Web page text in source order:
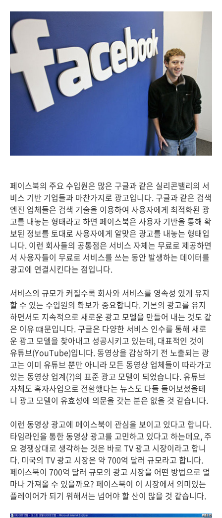
페이스북의 주요 수입원은 많은 구글과 같은 실리콘밸리의 서
비스 기반 기업들과 마찬가지로 광고입니다. 구글과 같은 검색
엔진 업체들은 검색 기술을 이용하여 사용자에게 최적화된 광
고를 내놓는 형태라고 하면 페이스북은 사용자 기반을 통해 확
보된 정보를 토대로 사용자에게 알맞은 광고를 내놓는 형태입
니다. 이런 회사들의 공통점은 서비스 자체는 무료로 제공하면
서 사용자들이 무료로 서비스를 쓰는 동안 발생하는 데이터를
광고에 연결시킨다는 점입니다.
서비스의 규모가 커질수록 회사와 서비스를 영속성 있게 유지
할 수 있는 수입원의 확보가 중요합니다. 기본의 광고를 유지
하면서도 지속적으로 새로운 광고 모델을 만들어 내는 것도 같
은 이유 떄문입니다. 구글은 다양한 서비스 인수를 통해 새로
운 광고 모델을 찾아내고 성공시키고 있는데, 대표적인 것이
유튜브(YouTube)입니다. 동영상을 감상하기 전 노출되는 광
고는 이미 유튜브 뿐만 아니라 모든 동영상 업체들이 따라가고
있는 동영상 업계(?)의 표준 광고 모델이 되었습니다. 유튜브
자체도 흑자사업으로 전환했다는 뉴스도 다들 들어보셨을테
니 광고 모델이 유효성에 의문을 갖는 분은 없을 것 같습니다.
이런 동영상 광고에 페이스북이 관심을 보이고 있다고 합니다.
타임라인을 통한 동영상 광고를 고민하고 있다고 하는데요, 주
요 경쟁상대로 생각하는 것은 바로 TV 광고 시장이라고 합니
다. 미국의 TV 광고 시장은 약 700억 달러 규모라고 합니다.
페이스북이 700억 달러 규모의 광고 시장을 어떤 방법으로 얼
마나 가져올 수 있을까요? 페이스북이 이 시장에서 의미있는
플레이어가 되기 위해서는 넘어야 할 산이 많을 것 같습니다.